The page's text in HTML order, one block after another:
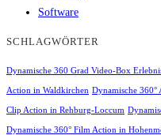
Software
SCHLAGWÖRTER
Dynamische 360 Grad Video-Box
Action in Waldkirchen Dynamische
Clip Action in Rehburg-Loccum
Dynamische 360° Film Action in